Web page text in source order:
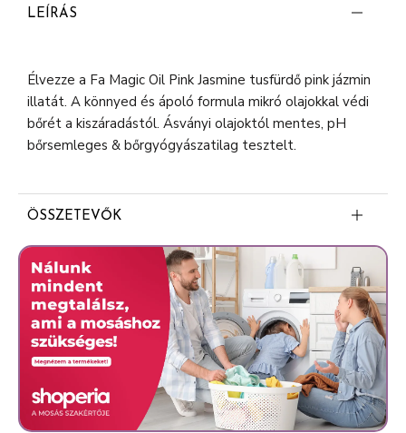
LEÍRÁS
Élvezze a Fa Magic Oil Pink Jasmine tusfürdő pink jázmin
illatát. A könnyed és ápoló formula mikró olajokkal védi
bőrét a kiszáradástól. Ásványi olajoktól mentes, pH
bőrsemleges & bőrgyógyászatilag tesztelt.
ÖSSZETEVŐK
Aqua (Water, Eau)
Sodium Laureth Sulfate
Sodium Chloride
Cocamidopropyl Betaine
Parfum (Fragrance)
Glyceryl Laurate
Decyl Glucoside